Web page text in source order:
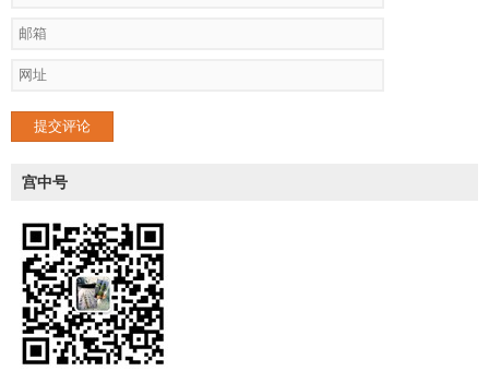
提交评论
宫中号